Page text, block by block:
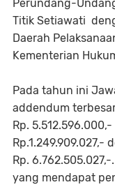
Perundang-
Titik Setiawati
Daerah
Kementerian
Pada tahun ini
addendum
Rp.
Rp.
yang mendapat